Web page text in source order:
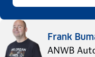
Frank
ANWB